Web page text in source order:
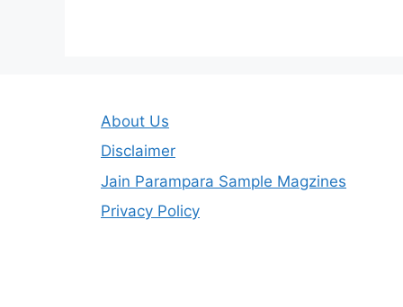
About Us
Disclaimer
Jain Parampara Sample Magzines
Privacy Policy